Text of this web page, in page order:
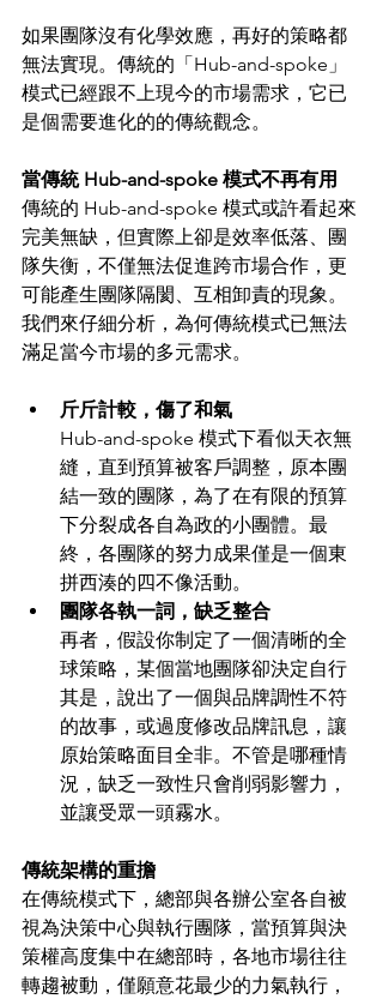
如果團隊沒有化學效應，再好的策略都
無法實現。傳統的「Hub-and-spoke」
模式已經跟不上現今的市場需求，它已
是個需要進化的的傳統觀念。
當傳統 Hub-and-spoke 模式不再有用
傳統的 Hub-and-spoke 模式或許看起來
完美無缺，但實際上卻是效率低落、團
隊失衡，不僅無法促進跨市場合作，更
可能產生團隊隔閡、互相卸責的現象。
我們來仔細分析，為何傳統模式已無法
滿足當今市場的多元需求。
斤斤計較，傷了和氣
Hub-and-spoke 模式下看似天衣無
縫，直到預算被客戶調整，原本團
結一致的團隊，為了在有限的預算
下分裂成各自為政的小團體。最
終，各團隊的努力成果僅是一個東
拼西湊的四不像活動。
團隊各執一詞，缺乏整合
再者，假設你制定了一個清晰的全
球策略，某個當地團隊卻決定自行
其是，說出了一個與品牌調性不符
的故事，或過度修改品牌訊息，讓
原始策略面目全非。不管是哪種情
況，缺乏一致性只會削弱影響力，
並讓受眾一頭霧水。
傳統架構的重擔
在傳統模式下，總部與各辦公室各自被
視為決策中心與執行團隊，當預算與決
策權高度集中在總部時，各地市場往往
轉趨被動，僅願意花最少的力氣執行，